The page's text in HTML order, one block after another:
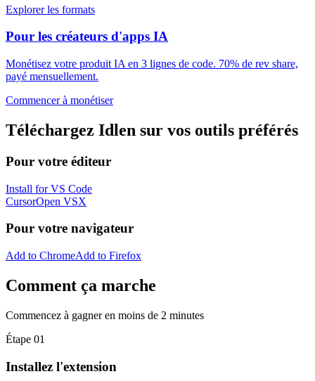
Explorer les formats
Pour les créateurs d'apps IA
Monétisez votre produit IA en 3 lignes de code. 70% de rev share,
payé mensuellement.
Commencer à monétiser
Téléchargez Idlen sur vos outils préférés
Pour votre éditeur
Install for VS Code
CursorOpen VSX
Pour votre navigateur
Add to ChromeAdd to Firefox
Comment ça marche
Commencez à gagner en moins de 2 minutes
Étape 01
Installez l'extension